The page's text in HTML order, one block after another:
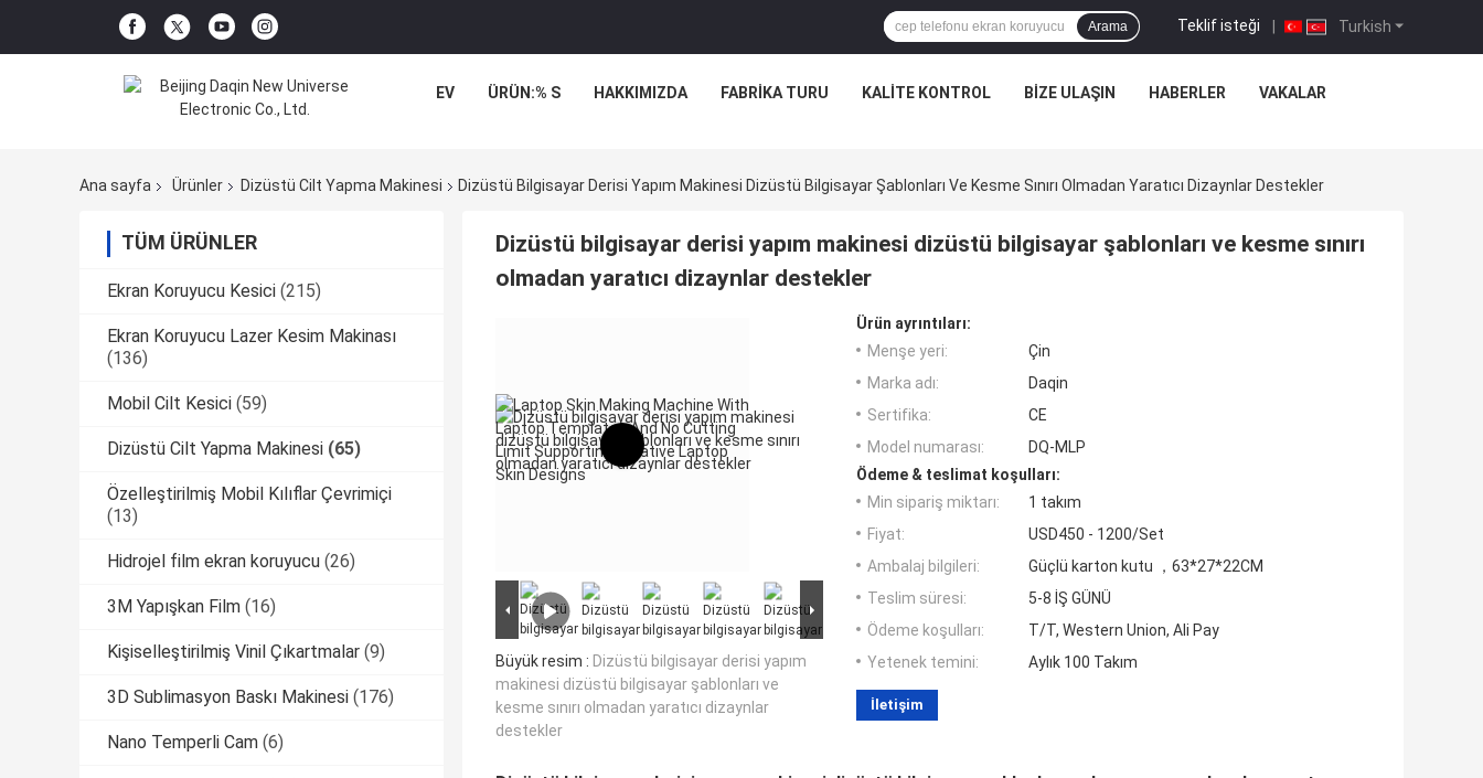
Turkish
Teklif isteği |
Arama
EV ÜRÜN:% S HAKKIMIZDA FABRIKA TURU KALITE KONTROL BIZE ULAŞIN HABERLER VAKALAR
Ana sayfa Ürünler Dizüstü Cilt Yapma Makinesi Dizüstü Bilgisayar Derisi Yapım Makinesi Dizüstü Bilgisayar Şablonları Ve Kesme Sınırı Olmadan Yaratıcı Dizaynlar Destekler
TÜM ÜRÜNLER
Ekran Koruyucu Kesici (215)
Ekran Koruyucu Lazer Kesim Makinası
(136)
Mobil Cilt Kesici (59)
Dizüstü Cilt Yapma Makinesi (65)
Özelleştirilmiş Mobil Kılıflar Çevrimiçi
(13)
Hidrojel film ekran koruyucu (26)
3M Yapışkan Film (16)
Kişiselleştirilmiş Vinil Çıkartmalar (9)
3D Sublimasyon Baskı Makinesi (176)
Nano Temperli Cam (6)
Dizüstü bilgisayar derisi yapım makinesi dizüstü bilgisayar şablonları ve kesme sınırı
olmadan yaratıcı dizaynlar destekler
Büyük resim : Dizüstü bilgisayar derisi yapım
makinesi dizüstü bilgisayar şablonları ve
kesme sınırı olmadan yaratıcı dizaynlar
destekler
Ürün ayrıntıları:
Menşe yeri:
Çin
Marka adı:
Daqin
Sertifika:
CE
Model numarası:
DQ-MLP
Ödeme & teslimat koşulları:
Min sipariş miktarı:
1 takım
Fiyat:
USD450 - 1200/Set
Ambalaj bilgileri:
Güçlü karton kutu ，63*27*22CM
Teslim süresi:
5-8 İŞ GÜNÜ
Ödeme koşulları:
T/T, Western Union, Ali Pay
Yetenek temini:
Aylık 100 Takım
İletişim